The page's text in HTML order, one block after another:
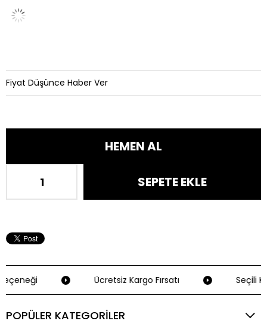
Fiyat Düşünce Haber Ver
Ücretsiz Kargo Fırsatı Seçili
POPÜLER KATEGORİLER